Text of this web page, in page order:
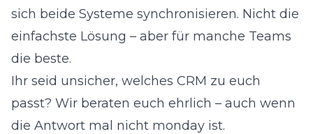
sich beide Systeme synchronisieren. Nicht die
einfachste Lösung – aber für manche Teams
die beste.
Ihr seid unsicher, welches CRM zu euch
passt? Wir beraten euch ehrlich – auch wenn
die Antwort mal nicht monday ist.